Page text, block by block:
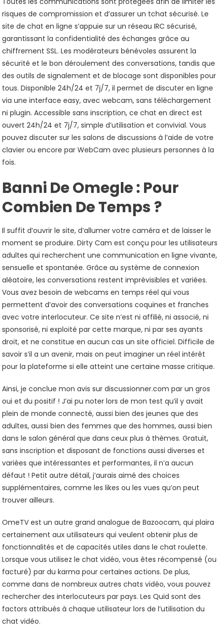
risques de compromission et d’assurer un tchat sécurisé. Le
site de chat en ligne s’appuie sur un réseau IRC sécurisé,
garantissant la confidentialité des échanges grâce au
chiffrement SSL. Les modérateurs bénévoles assurent la
sécurité et le bon déroulement des conversations, tandis que
des outils de signalement et de blocage sont disponibles pour
tous. Disponible 24h/24 et 7j/7, il permet de discuter en ligne
via une interface easy, avec webcam, sans téléchargement
ni plugin. Accessible sans inscription, ce chat en direct est
ouvert 24h/24 et 7j/7, simple d’utilisation et convivial. Vous
pouvez discuter sur les salons de discussions à l’aide de votre
clavier ou encore par WebCam avec plusieurs personnes à la
fois.
Banni De Omegle : Pour
Combien De Temps ?
Il suffit d’ouvrir le site, d’allumer votre caméra et de laisser le
moment se produire. Dirty Cam est conçu pour les utilisateurs
adultes qui recherchent une communication en ligne vivante,
sensuelle et spontanée. Grâce au système de connexion
aléatoire, les conversations restent imprévisibles et variées.
Vous avez besoin de webcams en temps réel qui vous
permettent d’avoir des conversations coquines et franches
avec votre interlocuteur. Ce site n’est ni affilié, ni associé, ni
sponsorisé, ni exploité par cette marque, ni par ses ayants
droit, et ne constitue en aucun cas un site officiel. Difficile de
savoir s’il a un avenir, mais on peut imaginer un réel intérêt
pour la plateforme si elle atteint une certaine masse critique.
Ainsi, je conclue mon avis sur discussionner.com par un gros
oui et du positif ! J’ai pu noter lors de mon test qu’il y avait
plein de monde connecté, aussi bien des jeunes que des
adultes, aussi bien des femmes que des hommes, aussi bien
dans le salon général que dans ceux plus à thèmes. Gratuit,
sans inscription et disposant de fonctions aussi diverses et
variées que intéressantes et performantes, il n’a aucun
défaut ! Petit autre détail, j’aurais aimé des choices
supplémentaires, comme les likes ou les vues qu’on peut
trouver ailleurs.
OmeTV est un autre grand analogue de Bazoocam, qui plaira
certainement aux utilisateurs qui veulent obtenir plus de
fonctionnalités et de capacités utiles dans le chat roulette.
Lorsque vous utilisez le chat vidéo, vous êtes récompensé (ou
facturé) par du karma pour certaines actions. De plus,
comme dans de nombreux autres chats vidéo, vous pouvez
rechercher des interlocuteurs par pays. Les Quid sont des
factors attribués à chaque utilisateur lors de l’utilisation du
chat vidéo.